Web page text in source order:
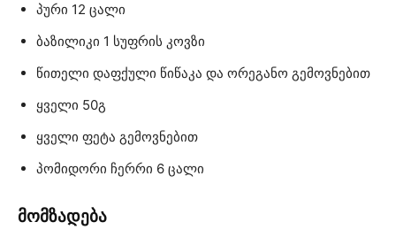
პური 12 ცალი
ბაზილიკი 1 სუფრის კოვზი
წითელი დაფქული წიწაკა და ორეგანო გემოვნებით
ყველი 50გ
ყველი ფეტა გემოვნებით
პომიდორი ჩერრი 6 ცალი
მომზადება